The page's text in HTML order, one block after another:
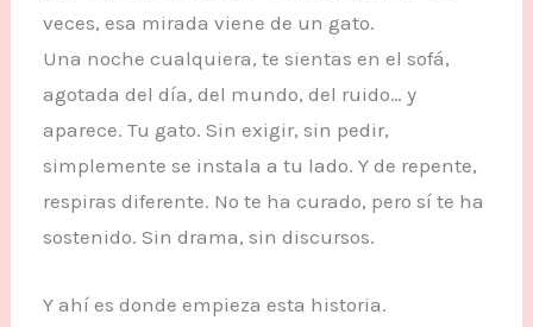
veces, esa mirada viene de un gato.
Una noche cualquiera, te sientas en el sofá,
agotada del día, del mundo, del ruido… y
aparece. Tu gato. Sin exigir, sin pedir,
simplemente se instala a tu lado. Y de repente,
respiras diferente. No te ha curado, pero sí te ha
sostenido. Sin drama, sin discursos.
Y ahí es donde empieza esta historia.